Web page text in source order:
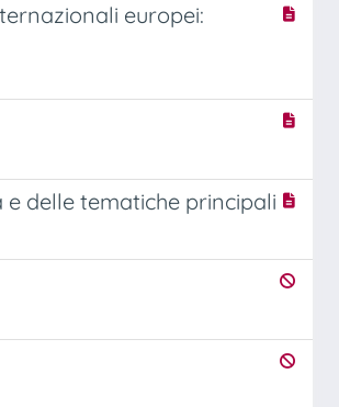
europei:
e delle tematiche principali